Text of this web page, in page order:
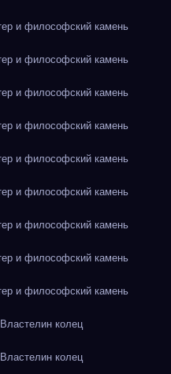
и философский камень
и философский камень
и философский камень
и философский камень
и философский камень
и философский камень
и философский камень
и философский камень
и философский камень
колец
колец